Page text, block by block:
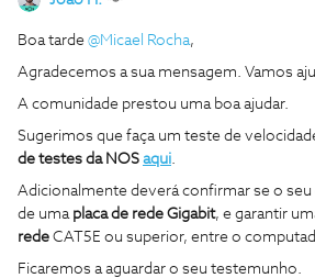
Boa tarde @Micael Rocha,
Agradecemos a sua mensagem. Vamos
A comunidade prestou uma boa ajudar.
Sugerimos que faça um teste de
de testes da NOS aqui.
Adicionalmente deverá confirmar se o
de uma placa de rede Gigabit, e garantir
rede CAT5E ou superior, entre o
Ficaremos a aguardar o seu testemunho.